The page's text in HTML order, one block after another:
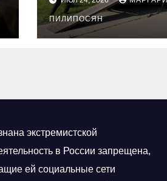
автомобилем
ним
ПИЛИПОСЯН
экстремистской
в России запрещена,
ей социальные сети